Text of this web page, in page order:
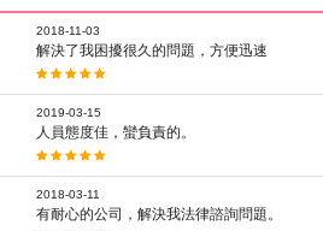
2018-11-03
解決了我困擾很久的問題，方便迅速
2019-03-15
人員態度佳，蠻負責的。
2018-03-11
有耐心的公司，解決我法律諮詢問題。